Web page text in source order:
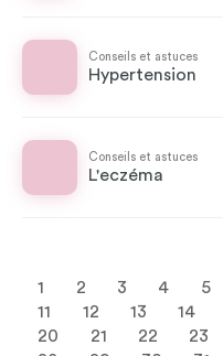
Conseils et astuces
Hypertension
Conseils et astuces
L'eczéma
1 2 3 4 5
11
12 13 14
20
21 22 23